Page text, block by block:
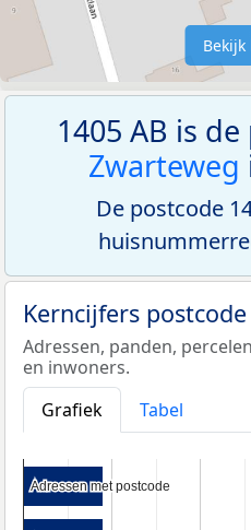
Bekijk
1405 AB is
Zwarteweg
De postcode
Kerncijfers postcode
Adressen, panden,
en inwoners.
Grafiek
Tabel
Adressen met postcode
Adressen met postcode